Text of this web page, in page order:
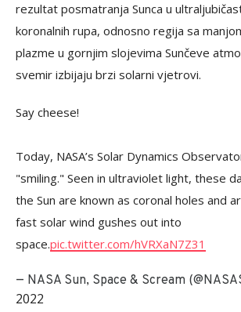
rezultat posmatranja Sunca u
koronalnih rupa, odnosno regija sa
plazme u gornjim slojevima Sunčeve
svemir izbijaju brzi solarni vjetrovi.
Say cheese!
Today, NASA’s Solar Dynamics
"smiling." Seen in ultraviolet light, these
the Sun are known as coronal holes and
fast solar wind gushes out into
space.pic.twitter.com/hVRXaN7Z31
— NASA Sun, Space & Scream
2022